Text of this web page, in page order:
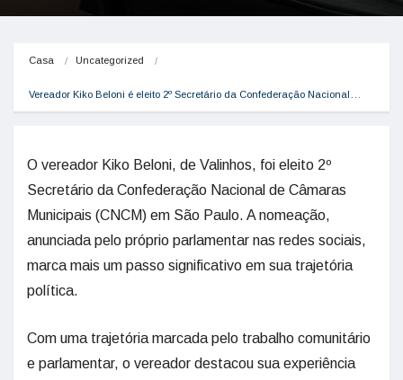
Casa Uncategorized
Vereador Kiko Beloni é eleito 2º Secretário da Confederação Nacional…
O vereador Kiko Beloni, de Valinhos, foi eleito 2º
Secretário da Confederação Nacional de Câmaras
Municipais (CNCM) em São Paulo. A nomeação,
anunciada pelo próprio parlamentar nas redes sociais,
marca mais um passo significativo em sua trajetória
política.
Com uma trajetória marcada pelo trabalho comunitário
e parlamentar, o vereador destacou sua experiência